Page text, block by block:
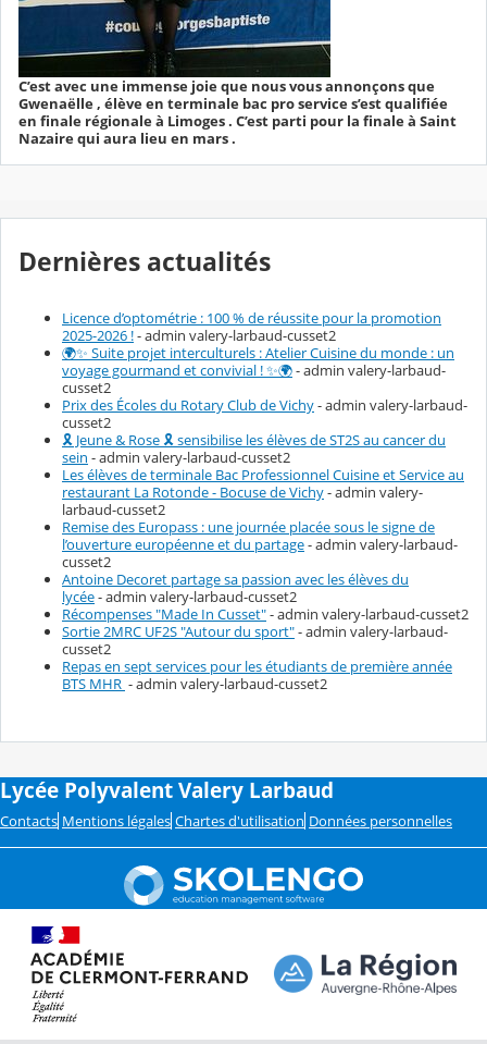
C’est avec une immense joie que nous vous annonçons que
Gwenaëlle , élève en terminale bac pro service s’est qualifiée
en finale régionale à Limoges . C’est parti pour la finale à Saint
Nazaire qui aura lieu en mars .
Dernières actualités
Licence d’optométrie : 100 % de réussite pour la promotion
2025-2026 !- admin valery-larbaud-cusset2
🌍✨ Suite projet interculturels : Atelier Cuisine du monde : un
voyage gourmand et convivial ! ✨🌍- admin valery-larbaud-
cusset2
Prix des Écoles du Rotary Club de Vichy- admin valery-larbaud-
cusset2
🎗️ Jeune & Rose 🎗️ sensibilise les élèves de ST2S au cancer du
sein - admin valery-larbaud-cusset2
Les élèves de terminale Bac Professionnel Cuisine et Service au
restaurant La Rotonde - Bocuse de Vichy- admin valery-
larbaud-cusset2
Remise des Europass : une journée placée sous le signe de
l’ouverture européenne et du partage- admin valery-larbaud-
cusset2
Antoine Decoret partage sa passion avec les élèves du
lycée- admin valery-larbaud-cusset2
Récompenses "Made In Cusset"- admin valery-larbaud-cusset2
Sortie 2MRC UF2S "Autour du sport"- admin valery-larbaud-
cusset2
Repas en sept services pour les étudiants de première année
BTS MHR - admin valery-larbaud-cusset2
Lycée Polyvalent Valery Larbaud
Contacts Mentions légales Chartes d'utilisation Données personnelles